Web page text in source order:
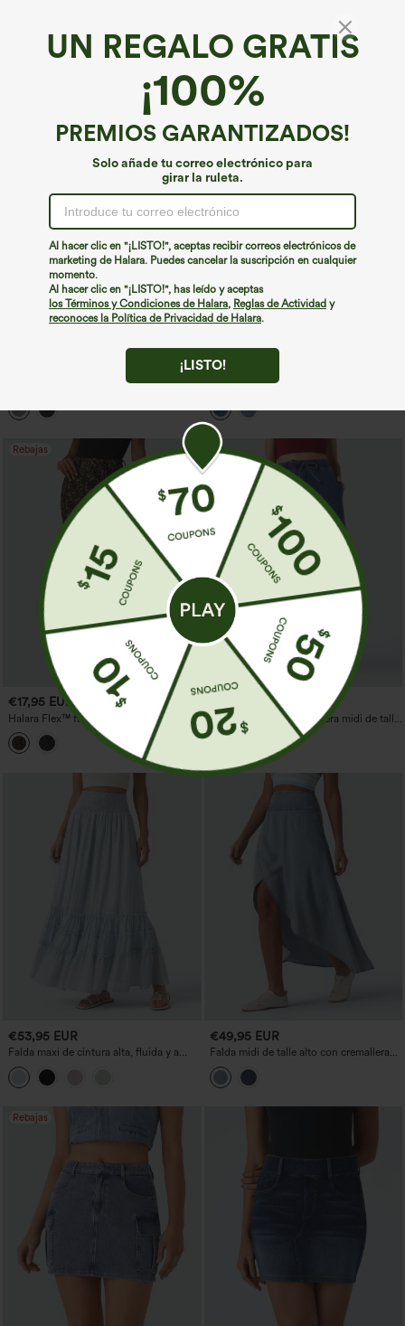
UN REGALO GRATIS
¡100%
PREMIOS GARANTIZADOS!
Solo añade tu correo electrónico para
girar la ruleta.
Al hacer clic en "¡LISTO!", aceptas recibir correos electrónicos de
marketing de Halara. Puedes cancelar la suscripción en cualquier
momento.
Al hacer clic en "¡LISTO!", has leído y aceptas
los Términos y Condiciones de Halara, Reglas de Actividad y
reconoces la Política de Privacidad de Halara.
¡LISTO!
€26,95 EUR
€44,95 EUR
Halara Flex™ falda vaquera midi de talle
€53,95 EUR
Halara Flex™ mini 2 en 1 con lazo y talle
informal
Halara Flex™ falda maxi casual en
bolsillos
€57,95 EUR
Halara Flex™ falda midi casual de denim
cremallera.
Rebajas
€17,95 EUR
€53,95 EUR
Halara Flex™ falda casual de denim de
corte recto con estampado de leopardo,
talle alto, abertura y bolsillos
€53,95 EUR
Halara Flex™ falda vaquera midi de talle
alto, con cordón regulable, abertura y
€53,95 EUR
Falda maxi de cintura alta, fluida y a
capas, estilo resort
€49,95 EUR
Falda midi de talle alto con cremallera
invisible, dobladillo asimétrico,
drapeada en denim de lyocell, informal y
fluida con bolsillos
Rebajas